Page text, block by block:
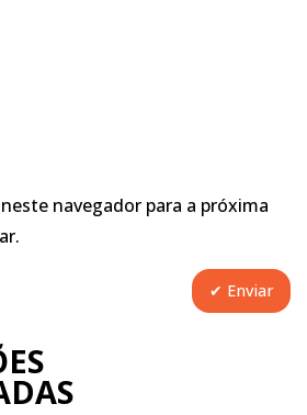
navegador para a próxima